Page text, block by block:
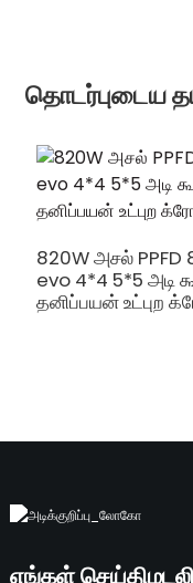
தொடர்புடைய
820W அசல்
evo 4*4 5*5 அடி
தனிப்பயன் உட்புற
எங்கள்